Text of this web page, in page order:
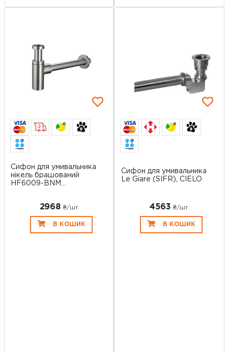
6
Cифон для умивальника
нікель брашований
HF6009-BNM...
2968 ₴/шт
В КОШИК
6
Сифон для умивальника
Le Giare (SIFR), CIELO
4563 ₴/шт
В КОШИК